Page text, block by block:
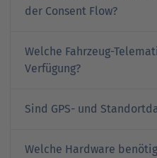
der Consent Flow?
Welche Fahrzeug-
Verfügung?
Sind GPS- und
Welche Hardware